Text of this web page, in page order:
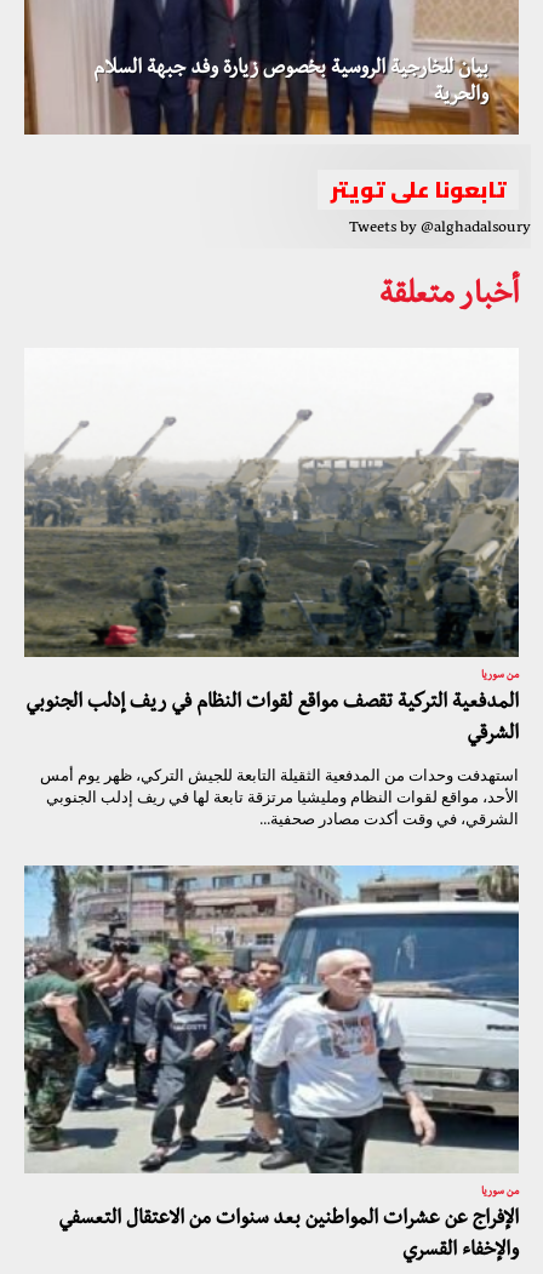
بيان للخارجية الروسية بخصوص زيارة وفد جبهة السلام
والحرية
تابعونا على تويتر
Tweets by @alghadalsoury
أخبار متعلقة
من سوريا
المدفعية التركية تقصف مواقع لقوات النظام في ريف إدلب الجنوبي
الشرقي
استهدفت وحدات من المدفعية الثقيلة التابعة للجيش التركي، ظهر يوم أمس
الأحد، مواقع لقوات النظام ومليشيا مرتزقة تابعة لها في ريف إدلب الجنوبي
الشرقي، في وقت أكدت مصادر صحفية...
من سوريا
الإفراج عن عشرات المواطنين بعد سنوات من الاعتقال التعسفي
والإخفاء القسري